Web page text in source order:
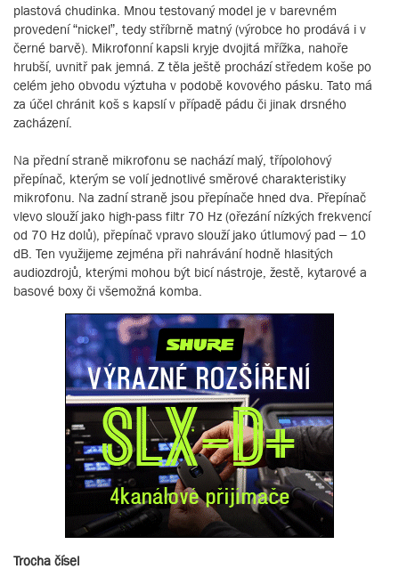
plastová chudinka. Mnou testovaný model je v barevném
provedení “nickel”, tedy stříbrně matný (výrobce ho prodává i v
černé barvě). Mikrofonní kapsli kryje dvojitá mřížka, nahoře
hrubší, uvnitř pak jemná. Z těla ještě prochází středem koše po
celém jeho obvodu výztuha v podobě kovového pásku. Tato má
za účel chránit koš s kapslí v případě pádu či jinak drsného
zacházení.
Na přední straně mikrofonu se nachází malý, třípolohový
přepínač, kterým se volí jednotlivé směrové charakteristiky
mikrofonu. Na zadní straně jsou přepínače hned dva. Přepínač
vlevo slouží jako high-pass filtr 70 Hz (ořezání nízkých frekvencí
od 70 Hz dolů), přepínač vpravo slouží jako útlumový pad – 10
dB. Ten využijeme zejména při nahrávání hodně hlasitých
audiozdrojů, kterými mohou být bicí nástroje, žestě, kytarové a
basové boxy či všemožná komba.
Trocha čísel